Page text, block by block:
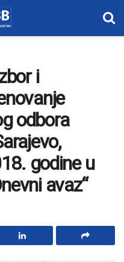
i
odbora
godine u
avaz“